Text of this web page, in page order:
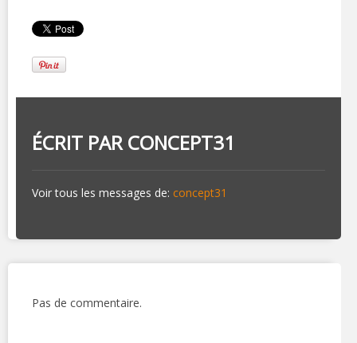
ÉCRIT PARCONCEPT31
Voir tous les messages de: concept31
Pas de commentaire.